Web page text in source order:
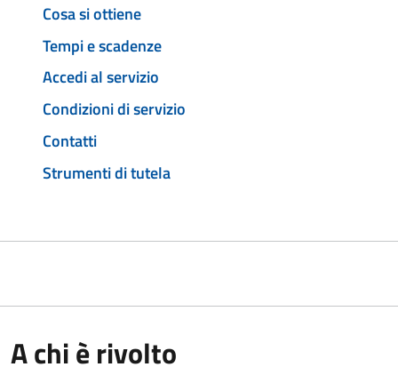
Cosa si ottiene
Tempi e scadenze
Accedi al servizio
Condizioni di servizio
Contatti
Strumenti di tutela
A chi è rivolto